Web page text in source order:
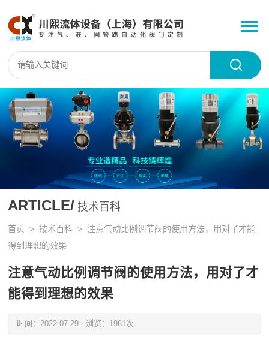
ARTICLE/ 技术百科
首页 >技术百科 > 注意气动比例调节阀的使用方法，用对了才能
得到理想的效果
注意气动比例调节阀的使用方法，用对了才
能得到理想的效果
时间：2022-07-29 浏览：1961次